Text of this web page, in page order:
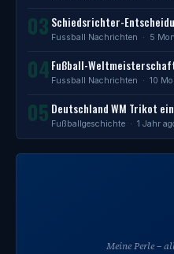
03 Schiedsrichter-
Fussball Nachrichten · 5
04 Fußball-
Fussball Nachrichten · 10
05 Deutschland WM Trikot
Fußballgeschichte · 1 Jahr
Meine Perle –